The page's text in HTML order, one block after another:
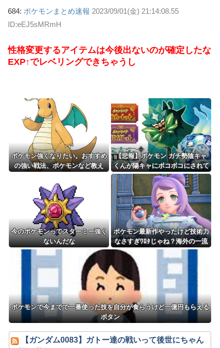
684: ポケモンまとめ速報 2023/09/01(金) 21:14:08.55
ID:eEJ5sMRmH
性格変更するアイテムは今後出ないのが確定したな
EXP↑でレベリングできちゃうし
ポケモン強くなりたい。おすすめ
の強い戦法、ポケモンなど教え
【悲報】ポケモン ガチ勢陰キャ
くんが陽キャにボコボコにされて
る話をDLCで実装して大荒れ
今のポケモンってスターミー強く
ないんだな
ポケモン最新作やったけど技術力
なさすぎﾜﾛﾀじゃね？海外の一流
ゲームメーカーに権利を売ってし
まえばいいのに
ポケモンで今までで一番使った技を自分が食らうけど一億円もらえる
ボタン
【ガンダム0083】ガトー達の戦いって後世にちゃん